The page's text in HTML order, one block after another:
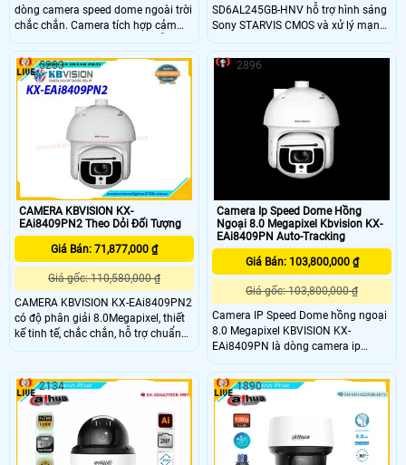
dòng camera speed dome ngoài trời
chắc chắn. Camera tích hợp cảm
biến 2.0 Megapixel. Caemra hỗ trợ
zoom quang tối đa 32x
SD6AL245GB-HNV hỗ trợ hình sáng
Sony STARVIS CMOS và xử lý mạnh
mẽ. Cấu hình Nhận diện và khoanh
vùng mặt người thỏa mãn nhu cầu
quan sát hồng Ngoại Siêu Xa giúp
quan sát ban đêm chế độ Auto
Tracking tự động theo dõi người
CAMERA KBVISION KX-
EAi8409PN2 Theo Dỏi Đối Tượng
Giá Bán: 71,877,000 ₫
Giá gốc: 110,580,000 ₫
CAMERA KBVISION KX-EAi8409PN2
có độ phân giải 8.0Megapixel, thiết
kế tinh tế, chắc chắn, hỗ trợ chuẩn
chống nước và bụi IP67. Đây là
các dự án với quy mô lớn như khu
công nghiệp, nhà máy, trường học,
bệnh viện, ngân hàng, kho bãi…
CAMERA KBVISION KX-EAi8409PN2
hỗ trợ Zoom quang 40x, quan sát xa
150m
5203
Camera Ip Speed Dome Hồng
Ngoại 8.0 Megapixel Kbvision KX-
EAi8409PN Auto-Tracking
Giá Bán: 103,800,000 ₫
Giá gốc: 103,800,000 ₫
Camera IP Speed Dome hồng ngoại
8.0 Megapixel KBVISION KX-
EAi8409PN là dòng camera ip
speed dome,có độ phân giải lên đến
8.0mp. Hỗ trợ cân bằng ánh sáng,
chống ngược sáng, tự động lấy nét,
chức năng Day/Night (ICR) cảm
biến ngày/đêm
2896
2134 1890